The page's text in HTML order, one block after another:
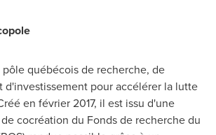
québécois de recherche, de
pour accélérer la lutte
en février 2017, il est issu d'une
cocréation du Fonds de recherche du